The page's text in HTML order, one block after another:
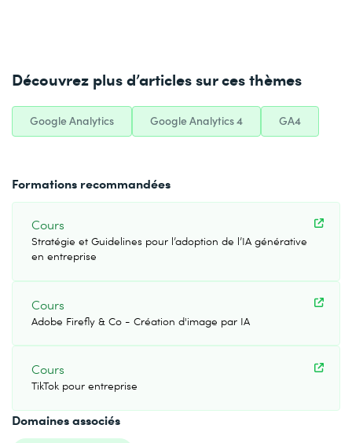
Découvrez plus d’articles sur ces thèmes
Google Analytics Google Analytics 4 GA4
Formations recommandées
Cours
Stratégie et Guidelines pour l’adoption de l’IA générative
en entreprise
Cours
Adobe Firefly & Co - Création d'image par IA
Cours
TikTok pour entreprise
Domaines associés